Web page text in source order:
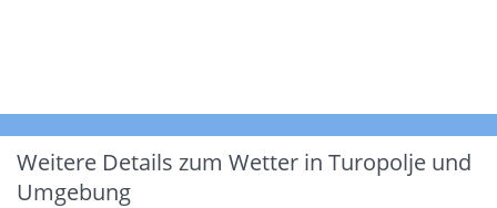
Weitere Details zum Wetter in Turopolje und
Umgebung